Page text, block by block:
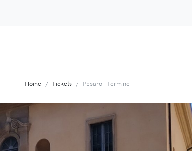
Home Tickets Pesaro - Termine